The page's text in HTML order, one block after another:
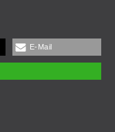
E-Mail